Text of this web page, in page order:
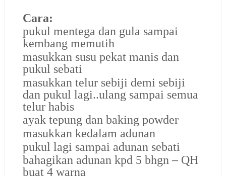
Cara:
pukul mentega dan gula sampai
kembang memutih
masukkan susu pekat manisdan
pukul sebati
masukkan telur sebiji demi sebiji
dan pukul lagi..ulang sampai semua
telur habis
ayak tepung dan baking powder
masukkan kedalam adunan
pukul lagi sampai adunan sebati
bahagikan adunan kpd 5 bhgn – QH
buat 4 warna